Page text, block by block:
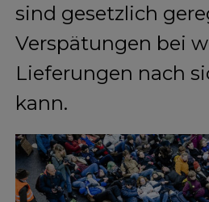
sind gesetzlich
Verspätungen bei
Lieferungen nach
kann.